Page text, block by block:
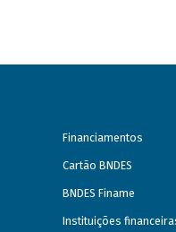
Financiamentos
Cartão BNDES
BNDES Finame
Instituições